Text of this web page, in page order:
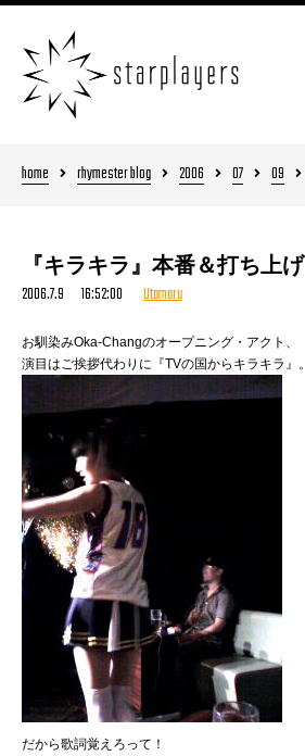
home rhymester blog 2006 07 09
『キラキラ』本番＆打ち上げ
2006.7.9 16:52:00 Utamaru
お馴染みOka-Changのオープニング・アクト、
演目はご挨拶代わりに『TVの国からキラキラ』。
だから歌詞覚えろって！